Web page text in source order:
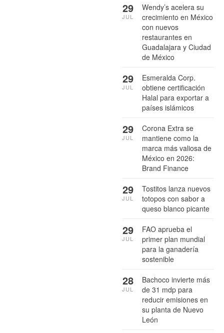
Wendy’s acelera su
crecimiento en México
con nuevos
restaurantes en
Guadalajara y Ciudad
de México
29
JUL
Esmeralda Corp.
obtiene certificación
Halal para exportar a
países islámicos
29
JUL
Corona Extra se
mantiene como la
marca más valiosa de
México en 2026:
Brand Finance
29
JUL
Tostitos lanza nuevos
totopos con sabor a
queso blanco picante
29
JUL
FAO aprueba el
primer plan mundial
para la ganadería
sostenible
29
JUL
Bachoco invierte más
de 31 mdp para
reducir emisiones en
su planta de Nuevo
León
28
JUL